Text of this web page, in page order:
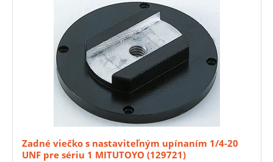
Zadné viečko s nastaviteľným upínaním 1/4-20
UNF pre sériu 1 MITUTOYO (129721)